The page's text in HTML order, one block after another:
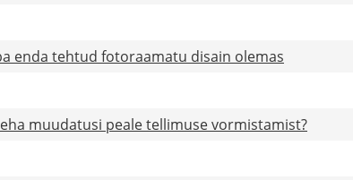
enda tehtud fotoraamatu disain olemas
muudatusi peale tellimuse vormistamist?